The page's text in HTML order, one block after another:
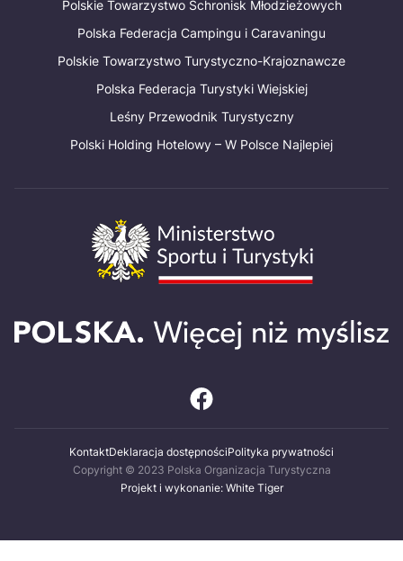
Polskie Towarzystwo Schronisk Młodzieżowych
Polska Federacja Campingu i Caravaningu
Polskie Towarzystwo Turystyczno-Krajoznawcze
Polska Federacja Turystyki Wiejskiej
Leśny Przewodnik Turystyczny
Polski Holding Hotelowy – W Polsce Najlepiej
KontaktDeklaracja dostępnościPolityka prywatności
Copyright © 2023 Polska Organizacja Turystyczna
Projekt i wykonanie: White Tiger